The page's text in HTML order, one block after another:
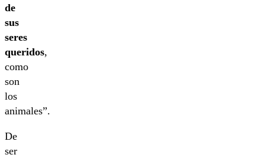
de
sus
seres
queridos,
como
son
los
animales”.
De
ser